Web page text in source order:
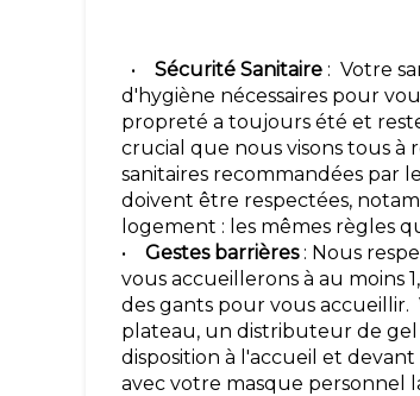
• Sécurité Sanitaire : Votre
d'hygiène nécessaires pour
propreté a toujours été et
crucial que nous visons tous à
sanitaires recommandées par
doivent être respectées,
logement : les mêmes règles
• Gestes barrières: Nous
vous accueillerons à au moins
des gants pour vous accueillir.
plateau, un distributeur de
disposition à l'accueil et
avec votre masque personnel